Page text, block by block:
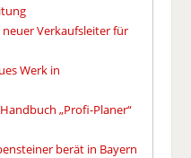
neuer Verkaufsleiter für
Werk in
„Profi-Planer“
berät in Bayern